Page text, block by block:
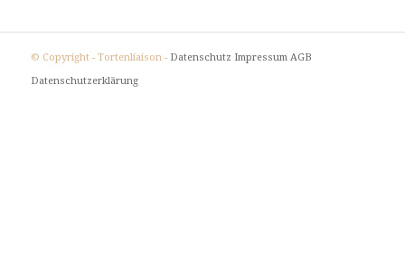
© Copyright - Tortenliaison - Datenschutz Impressum AGB
Datenschutzerklärung